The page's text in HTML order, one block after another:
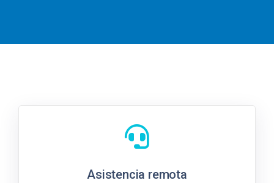
Asistencia remota